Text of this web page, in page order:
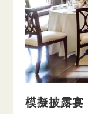
模擬披露宴